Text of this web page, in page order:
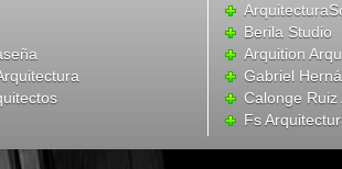
Berila Studio
Arquition
Gabriel
Calonge Ruiz
Fs